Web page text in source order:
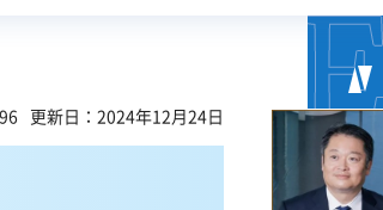
更新日：2024年12月24日